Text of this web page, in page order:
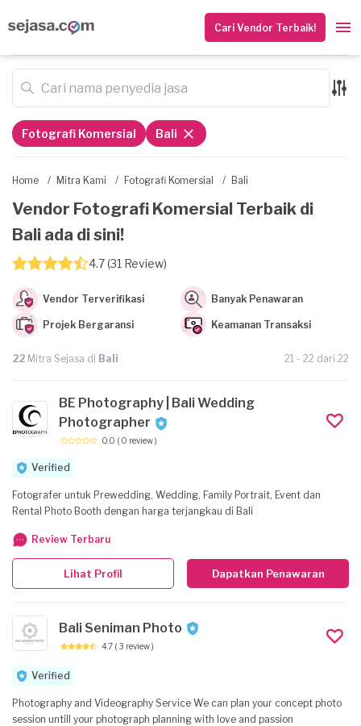
Cari Vendor Terbaik!
Home / Mitra Kami / Fotografi Komersial / Bali
Vendor Fotografi Komersial Terbaik di
Bali ada di sini!
4.7 (31 Review)
Vendor Terverifikasi Banyak Penawaran
Projek Bergaransi Keamanan Transaksi
22 Mitra Sejasa di Bali 21 - 22 dari 22
Fotografi Komersial Bali
BE Photography | Bali Wedding
Photographer
0.0 ( 0 review )
Verified
Fotografer untuk Prewedding, Wedding, Family Portrait, Event dan
Rental Photo Booth dengan harga terjangkau di Bali
Review Terbaru
Dapatkan Penawaran
Lihat Profil
Bali Seniman Photo
4.7 ( 3 review )
Verified
Photography and Videography Service We can plan your concept photo
session untill your photograph planning with love and passion